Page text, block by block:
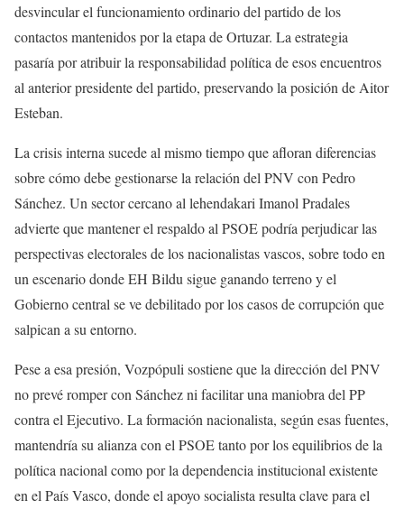
desvincular el funcionamiento ordinario del partido de los
contactos mantenidos por la etapa de Ortuzar. La estrategia
pasaría por atribuir la responsabilidad política de esos encuentros
al anterior presidente del partido, preservando la posición de Aitor
Esteban.
La crisis interna sucede al mismo tiempo que afloran diferencias
sobre cómo debe gestionarse la relación del PNV con Pedro
Sánchez. Un sector cercano al lehendakari Imanol Pradales
advierte que mantener el respaldo al PSOE podría perjudicar las
perspectivas electorales de los nacionalistas vascos, sobre todo en
un escenario donde EH Bildu sigue ganando terreno y el
Gobierno central se ve debilitado por los casos de corrupción que
salpican a su entorno.
Pese a esa presión, Vozpópuli sostiene que la dirección del PNV
no prevé romper con Sánchez ni facilitar una maniobra del PP
contra el Ejecutivo. La formación nacionalista, según esas fuentes,
mantendría su alianza con el PSOE tanto por los equilibrios de la
política nacional como por la dependencia institucional existente
en el País Vasco, donde el apoyo socialista resulta clave para el